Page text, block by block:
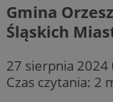
Gmina
Śląskich
27 sierpnia 2024
Czas czytania: 2